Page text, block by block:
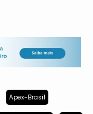
Apex-Brasil